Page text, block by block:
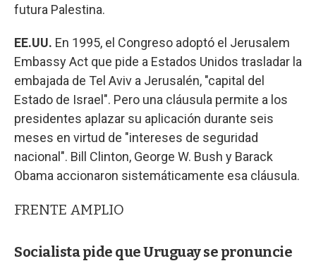
futura Palestina.
EE.UU. En 1995, el Congreso adoptó el Jerusalem
Embassy Act que pide a Estados Unidos trasladar la
embajada de Tel Aviv a Jerusalén, "capital del
Estado de Israel". Pero una cláusula permite a los
presidentes aplazar su aplicación durante seis
meses en virtud de "intereses de seguridad
nacional". Bill Clinton, George W. Bush y Barack
Obama accionaron sistemáticamente esa cláusula.
FRENTE AMPLIO
Socialista pide que Uruguay se pronuncie